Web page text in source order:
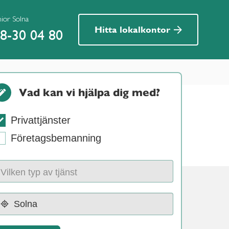
Solna
30 04 80 Hitta lokalkontor
Vad kan vi hjälpa dig med?
Privattjänster
Företagsbemanning